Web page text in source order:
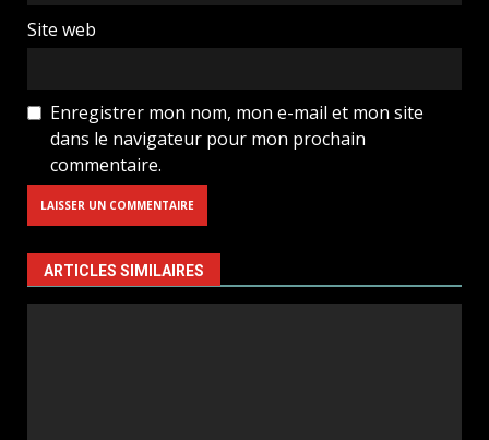
Site web
Enregistrer mon nom, mon e-mail et mon site
dans le navigateur pour mon prochain
commentaire.
ARTICLES SIMILAIRES